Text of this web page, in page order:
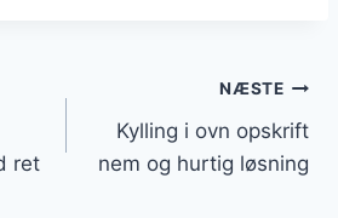
ret
NÆSTE
Kylling i ovn opskrift
nem og hurtig løsning